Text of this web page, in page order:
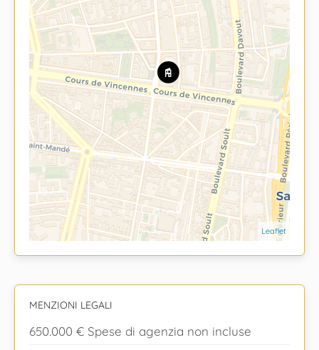
Leaflet
MENZIONI LEGALI
650.000 € Spese di agenzia non incluse